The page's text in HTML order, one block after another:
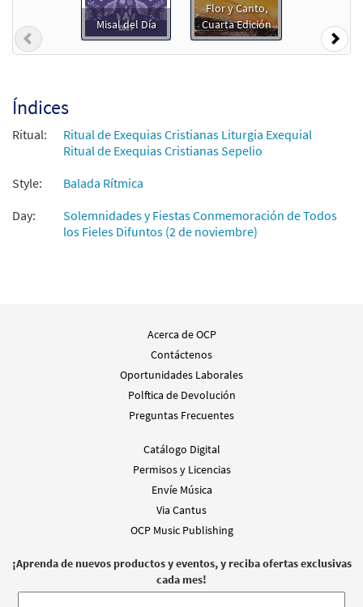
Agregar al carrito
Dale el Descanso, Señor [Acompañamiento
Erdozáin
$3.15 30101165 DIGITAL
Dale el Descanso, Señor [Acompañamiento
Teclado - Descargue]
Dale el Descanso, Señor [Acompañamiento
Instrumento - Descargue]
from Canciones Selectas de Caremlo
DIGITAL
Dale el Descanso, Señor [Acompañamiento
from Canciones Selectas de Caremlo
Erdozáin
Misal del Día
Flor y Canto,
Cuarta Edición
Previous
Índices
Ritual:
Ritual de Exequias Cristianas Liturgia Exequial
Ritual de Exequias Cristianas Sepelio
Style:
Balada Rítmica
Day:
Solemnidades y Fiestas Conmemoración de Todos
los Fieles Difuntos (2 de noviembre)
Acerca de OCP
Contáctenos
Oportunidades Laborales
Polftica de Devolución
Preguntas Frecuentes
Catálogo Digital
Permisos y Licencias
Envíe Música
Via Cantus
OCP Music Publishing
¡Aprenda de nuevos productos y eventos, y reciba ofertas exclusivas
cada mes!